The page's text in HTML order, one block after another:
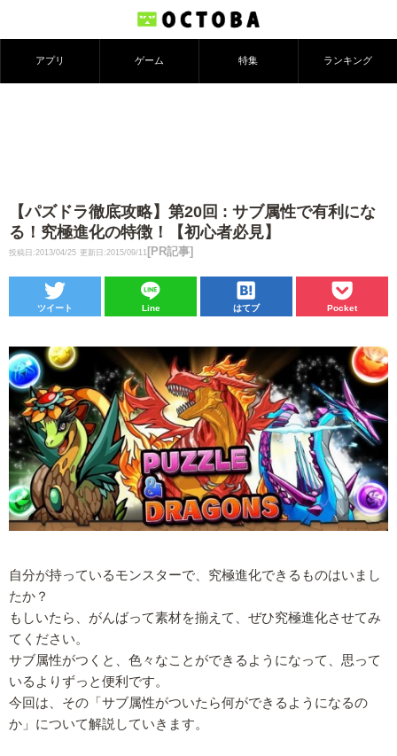
アプリ ゲーム 特集 ランキング
【パズドラ徹底攻略】第20回 : サブ属性で有利にな
る！究極進化の特徴！【初心者必見】
投稿日:2013/04/25 更新日:2015/09/11 [PR記事]
ツイート Line はてブ Pocket
自分が持っているモンスターで、究極進化できるものはいまし
たか？
もしいたら、がんばって素材を揃えて、ぜひ究極進化させてみ
てください。
サブ属性がつくと、色々なことができるようになって、思って
いるよりずっと便利です。
今回は、その「サブ属性がついたら何ができるようになるの
か」について解説していきます。